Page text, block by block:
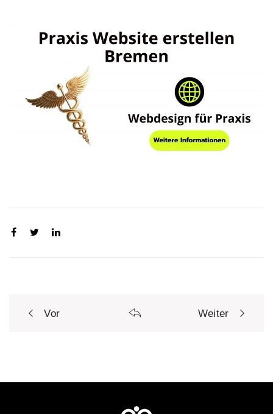
Vor Weiter